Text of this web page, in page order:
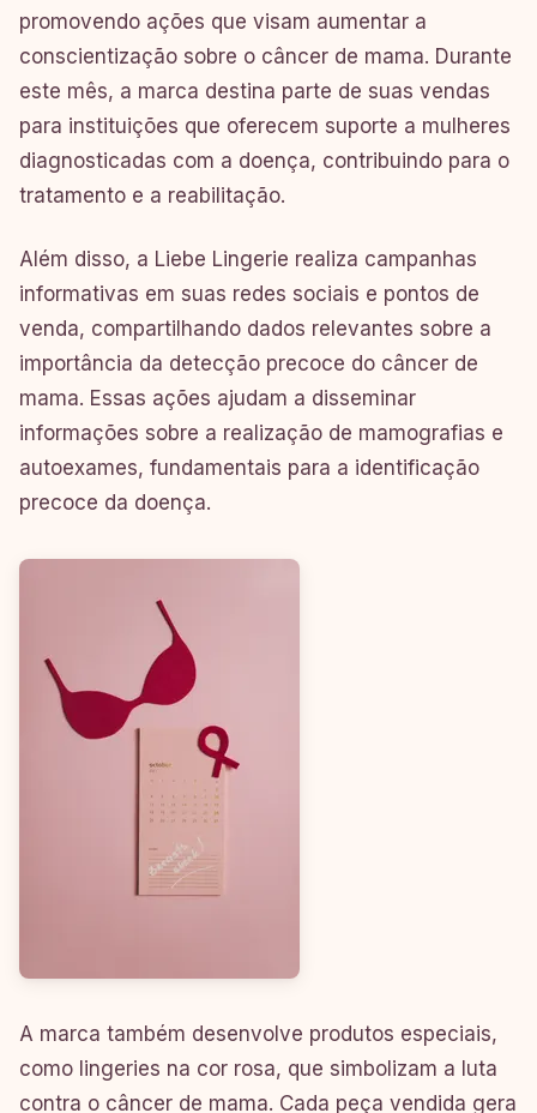
promovendo ações que visam aumentar a
conscientização sobre o câncer de mama. Durante
este mês, a marca destina parte de suas vendas
para instituições que oferecem suporte a mulheres
diagnosticadas com a doença, contribuindo para o
tratamento e a reabilitação.
Além disso, a Liebe Lingerie realiza campanhas
informativas em suas redes sociais e pontos de
venda, compartilhando dados relevantes sobre a
importância da detecção precoce do câncer de
mama. Essas ações ajudam a disseminar
informações sobre a realização de mamografias e
autoexames, fundamentais para a identificação
precoce da doença.
A marca também desenvolve produtos especiais,
como lingeries na cor rosa, que simbolizam a luta
contra o câncer de mama. Cada peça vendida gera